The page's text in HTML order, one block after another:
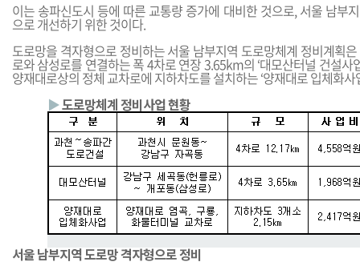
이는 송파신도시 등에 따른 교통량 증가에 대비한 것으로, 서울 남부
으로 개선하기 위한 것이다.
도로망을 격자형으로 정비하는 서울 남부지역 도로망체계 정비계획
로와 삼성로를 연결하는 폭 4차로 연장 3.65km의 ‘대모산터널 건설사
양재대로상의 정체 교차로에 지하차도를 설치하는 ‘양재대로 입체화사
▶도로망체계 정비사업 현황
서울 남부지역 도로망 격자형으로 정비